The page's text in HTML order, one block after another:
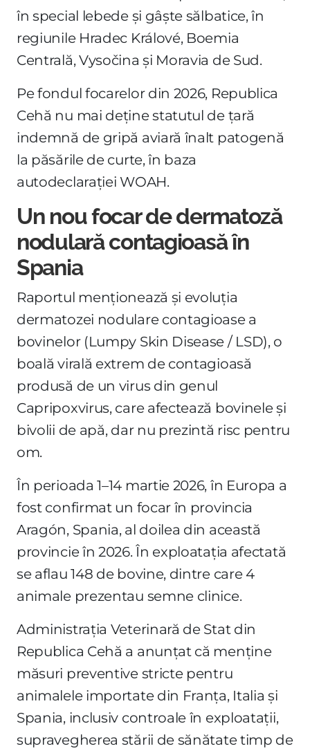
în special lebede și gâște sălbatice, în
regiunile Hradec Králové, Boemia
Centrală, Vysočina și Moravia de Sud.
Pe fondul focarelor din 2026, Republica
Cehă nu mai deține statutul de țară
indemnă de gripă aviară înalt patogenă
la păsările de curte, în baza
autodeclarației WOAH.
Un nou focar de dermatoză
nodulară contagioasă în
Spania
Raportul menționează și evoluția
dermatozei nodulare contagioase a
bovinelor (Lumpy Skin Disease / LSD), o
boală virală extrem de contagioasă
produsă de un virus din genul
Capripoxvirus, care afectează bovinele și
bivolii de apă, dar nu prezintă risc pentru
om.
În perioada 1–14 martie 2026, în Europa a
fost confirmat un focar în provincia
Aragón, Spania, al doilea din această
provincie în 2026. În exploatația afectată
se aflau 148 de bovine, dintre care 4
animale prezentau semne clinice.
Administrația Veterinară de Stat din
Republica Cehă a anunțat că menține
măsuri preventive stricte pentru
animalele importate din Franța, Italia și
Spania, inclusiv controale în exploatații,
supravegherea stării de sănătate timp de